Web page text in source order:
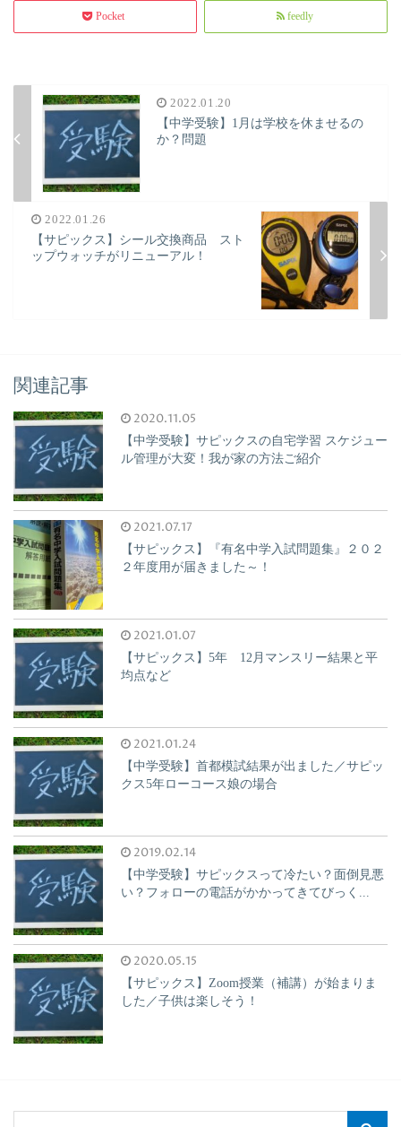
Pocket feedly
2022.01.20
【中学受験】1月は学校を休ませるの
か？問題
2022.01.26
【サピックス】シール交換商品 スト
ップウォッチがリニューアル！
関連記事
2020.11.05
【中学受験】サピックスの自宅学習 スケジュー
ル管理が大変！我が家の方法ご紹介
2021.07.17
【サピックス】『有名中学入試問題集』２０２
２年度用が届きました～！
2021.01.07
【サピックス】5年 12月マンスリー結果と平
均点など
2021.01.24
【中学受験】首都模試結果が出ました／サピッ
クス5年ローコース娘の場合
2019.02.14
【中学受験】サピックスって冷たい？面倒見悪
い？フォローの電話がかかってきてびっく...
2020.05.15
【サピックス】Zoom授業（補講）が始まりま
した／子供は楽しそう！